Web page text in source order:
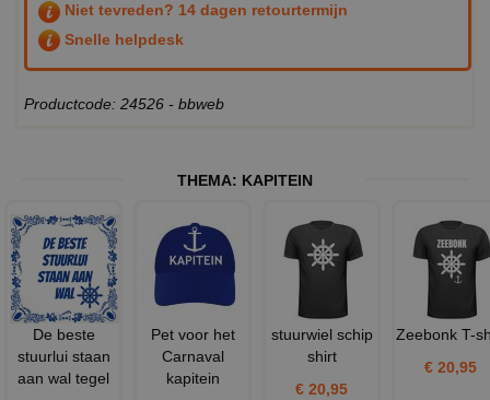
Niet tevreden? 14 dagen retourtermijn
Snelle helpdesk
Productcode: 24526 - bbweb
THEMA: KAPITEIN
De beste
stuurlui staan
aan wal tegel
Pet voor het
Carnaval
kapitein
stuurwiel schip
shirt
€ 20,95
Zeebonk T-
€ 20,95